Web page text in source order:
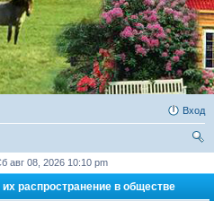
Вход
авг 08, 2026 10:10 pm
распространение в обществе